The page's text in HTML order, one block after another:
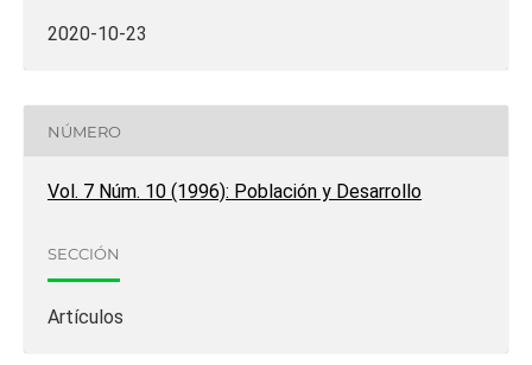
2020-10-23
NÚMERO
Vol. 7 Núm. 10 (1996): Población y Desarrollo
SECCIÓN
Artículos